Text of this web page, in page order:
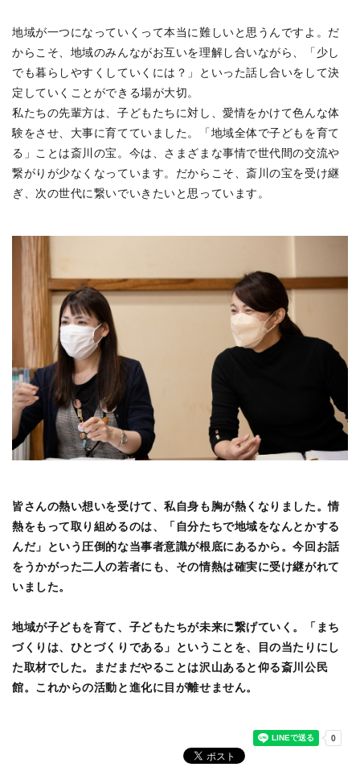
地域が一つになっていくって本当に難しいと思うんですよ。だ
からこそ、地域のみんながお互いを理解し合いながら、「少し
でも暮らしやすくしていくには？」といった話し合いをして決
定していくことができる場が大切。
私たちの先輩方は、子どもたちに対し、愛情をかけて色んな体
験をさせ、大事に育てていました。「地域全体で子どもを育て
る」ことは斎川の宝。今は、さまざまな事情で世代間の交流や
繋がりが少なくなっています。だからこそ、斎川の宝を受け継
ぎ、次の世代に繋いでいきたいと思っています。
皆さんの熱い想いを受けて、私自身も胸が熱くなりました。情
熱をもって取り組めるのは、「自分たちで地域をなんとかする
んだ」という圧倒的な当事者意識が根底にあるから。今回お話
をうかがった二人の若者にも、その情熱は確実に受け継がれて
いました。
地域が子どもを育て、子どもたちが未来に繋げていく。「まち
づくりは、ひとづくりである」ということを、目の当たりにし
た取材でした。まだまだやることは沢山あると仰る斎川公民
館。これからの活動と進化に目が離せません。